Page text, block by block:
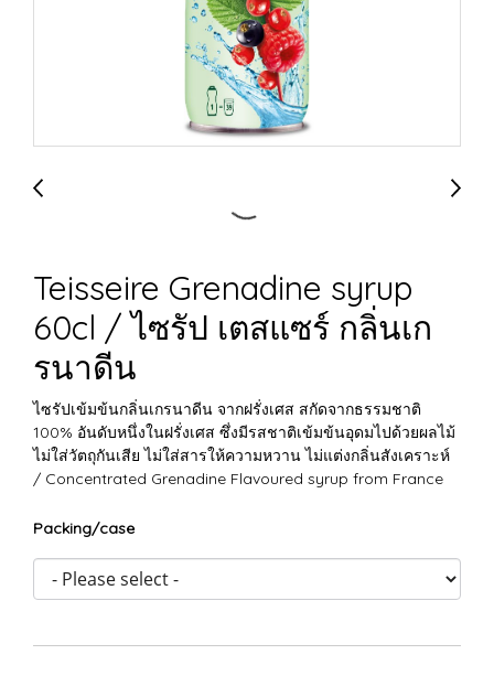
Teisseire Grenadine syrup
60cl / ไซรัป เตสแซร์ กลิ่นเก
รนาดีน
ไซรัปเข้มข้นกลิ่นเกรนาดีน จากฝรั่งเศส สกัดจากธรรมชาติ
100% อันดับหนึ่งในฝรั่งเศส ซึ่งมีรสชาติเข้มข้นอุดมไปด้วยผลไม้
ไม่ใส่วัตถุกันเสีย ไม่ใส่สารให้ความหวาน ไม่แต่งกลิ่นสังเคราะห์
/ Concentrated Grenadine Flavoured syrup from France
Packing/case